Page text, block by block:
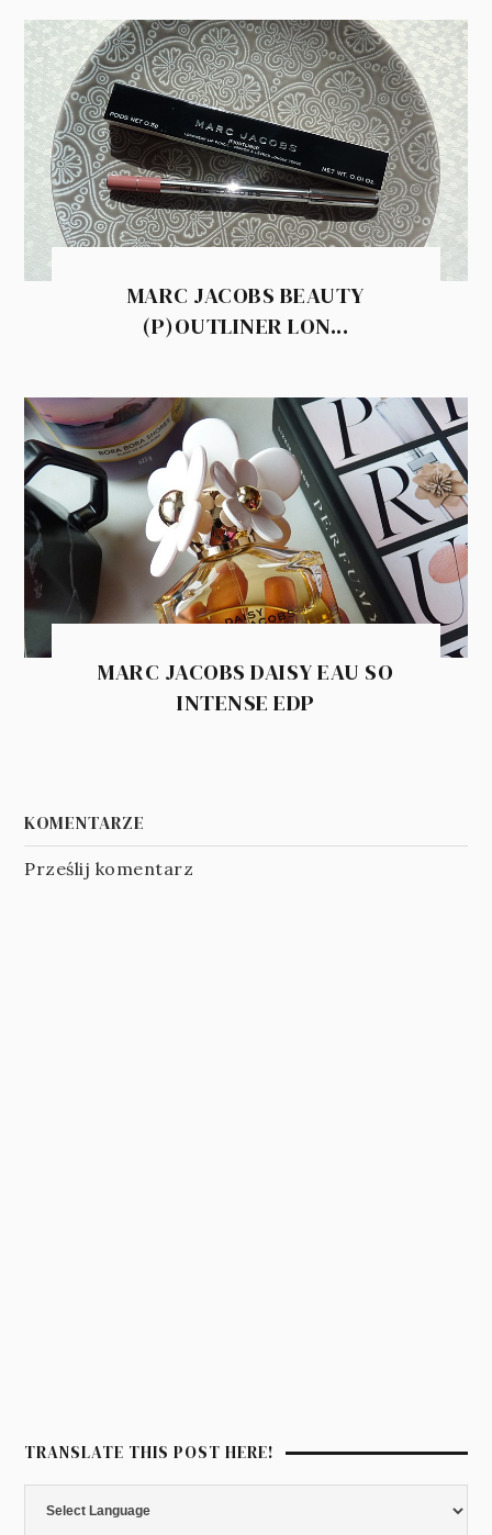
MARC JACOBS BEAUTY
(P)OUTLINER LON...
MARC JACOBS DAISY EAU SO
INTENSE EDP
KOMENTARZE
Prześlij komentarz
TRANSLATE THIS POST HERE!